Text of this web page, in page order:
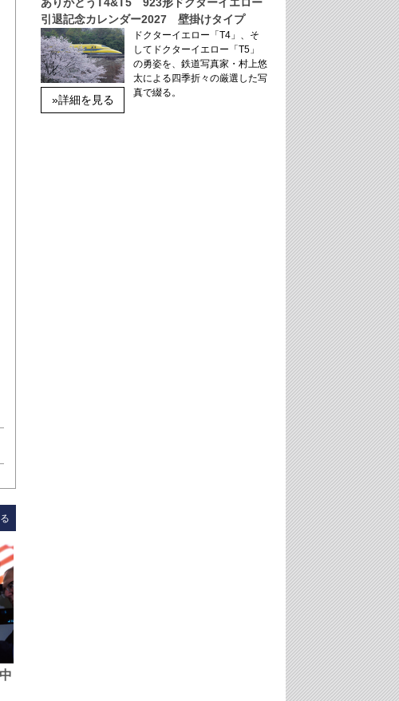
引退記念カレンダー2027 壁掛けタイプ
»詳細を見る
ドクターイエロー「T4」、そ
してドクターイエロー「T5」
の勇姿を、鉄道写真家・村上悠
太による四季折々の厳選した写
真で綴る。